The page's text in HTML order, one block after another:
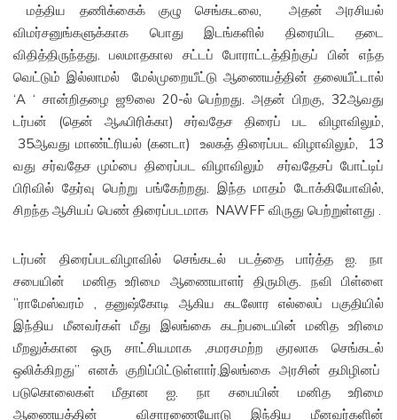
மத்திய தணிக்கைக் குழு செங்கடலை, அதன் அரசியல்
விமர்சனுங்களுக்காக பொது இடங்களில் திரையிட தடை
விதித்திருந்தது. பலமாதகால சட்டப் போராட்டத்திற்குப் பின் எந்த
வெட்டும் இல்லாமல் மேல்முறையீட்டு ஆணையத்தின் தலையீட்டால்
‘A ‘ சான்றிதழை ஜூலை 20-ல் பெற்றது. அதன் பிறகு, 32ஆவது
டர்பன் (தென் ஆஃபிரிக்கா) சர்வதேச திரைப் பட விழாவிலும்,
35ஆவது மாண்ட்ரியல் (கனடா) உலகத் திரைப்பட விழாவிலும், 13
வது சர்வதேச மும்பை திரைப்பட விழாவிலும் சர்வதேசப் போட்டிப்
பிரிவில் தேர்வு பெற்று பங்கேற்றது. இந்த மாதம் டோக்கியோவில்,
சிறந்த ஆசியப் பெண் திரைப்படமாக NAWFF விருது பெற்றுள்ளது .
டர்பன் திரைப்படவிழாவில் செங்கடல் படத்தை பார்த்த ஐ. நா
சபையின் மனித உரிமை ஆணையாளர் திருமிகு. நவி பிள்ளை
”ராமேஸ்வரம் , தனுஷ்கோடி ஆகிய கடலோர எல்லைப் பகுதியில்
இந்திய மீனவர்கள் மீது இலங்கை கடற்படையின் மனித உரிமை
மீறலுக்கான ஒரு சாட்சியமாக ,சமரசமற்ற குரலாக செங்கடல்
ஒலிக்கிறது” எனக் குறிப்பிட்டுள்ளார்.இலங்கை அரசின் தமிழினப்
படுகொலைகள் மீதான ஐ. நா சபையின் மனித உரிமை
ஆணையத்தின் விசாரணையோடு இந்திய மீனவர்களின்